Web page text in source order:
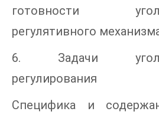
готовности
регулятивного
6. Задачи
регулирования
Специфика и